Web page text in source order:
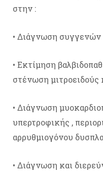
στην :
• Διάγνωση συγγενών
• Εκτίμηση
στένωση μιτροειδούς
• Διάγνωση
υπερτροφικής ,
αρρυθμιογόνου
• Διάγνωση και